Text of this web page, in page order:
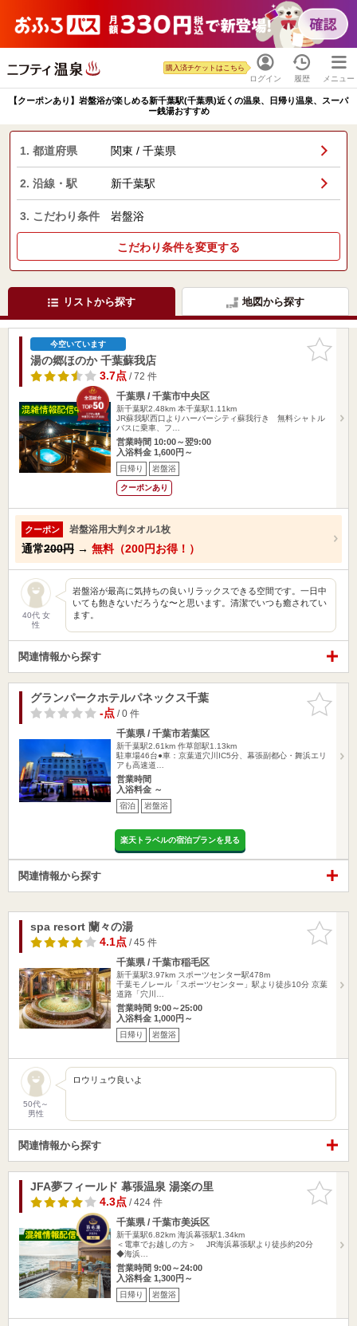
ログイン
購入済チケットはこちら
履歴 メニュー
【クーポンあり】岩盤浴が楽しめる新千葉駅(千葉県)近くの温泉、日帰り温泉、スーパ
ー銭湯おすすめ
1. 都道府県 関東 / 千葉県
2. 沿線・駅 新千葉駅
3. こだわり条件 岩盤浴
こだわり条件を変更する
リストから探す 地図から探す
お気に入
りに追加
今空いています
湯の郷ほのか 千葉蘇我店
3.7点/ 72 件
千葉県 / 千葉市中央区
新千葉駅2.48km 本千葉駅1.11km
JR蘇我駅西口よりハーバーシティ蘇我行き 無料シャトル
バスに乗車、フ…
営業時間 10:00～翌9:00
入浴料金 1,600円～
日帰り 岩盤浴
クーポンあり
クーポン 岩盤浴用大判タオル1枚
通常200円 → 無料（200円お得！）
40代 女
性
岩盤浴が最高に気持ちの良いリラックスできる空間です。一日中
いても飽きないだろうな〜と思います。清潔でいつも癒されてい
ます。
関連情報から探す
お気に入
りに追加
グランパークホテルパネックス千葉
-点/ 0 件
千葉県 / 千葉市若葉区
新千葉駅2.61km 作草部駅1.13km
駐車場46台●車：京葉道穴川IC5分、幕張副都心・舞浜エリ
アも高速道…
営業時間
入浴料金 ～
宿泊 岩盤浴
楽天トラベルの宿泊プランを見る
関連情報から探す
お気に入
りに追加
spa resort 蘭々の湯
4.1点/ 45 件
千葉県 / 千葉市稲毛区
新千葉駅3.97km スポーツセンター駅478m
千葉モノレール「スポーツセンター」駅より徒歩10分 京葉
道路「穴川…
営業時間 9:00～25:00
入浴料金 1,000円～
日帰り 岩盤浴
50代～
男性
ロウリュウ良いよ
関連情報から探す
お気に入
りに追加
JFA夢フィールド 幕張温泉 湯楽の里
4.3点/ 424 件
千葉県 / 千葉市美浜区
新千葉駅6.82km 海浜幕張駅1.34km
＜電車でお越しの方＞ JR海浜幕張駅より徒歩約20分
◆海浜…
営業時間 9:00～24:00
入浴料金 1,300円～
日帰り 岩盤浴